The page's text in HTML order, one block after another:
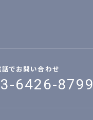
話でお問い合わせ
6426-8799